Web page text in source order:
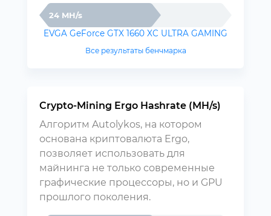
24 MH/s
EVGA GeForce GTX 1660 XC ULTRA GAMING
Все результаты бенчмарка
Crypto-Mining Ergo Hashrate (MH/s)
Алгоритм Autolykos, на котором
основана криптовалюта Ergo,
позволяет использовать для
майнинга не только современные
графические процессоры, но и GPU
прошлого поколения.